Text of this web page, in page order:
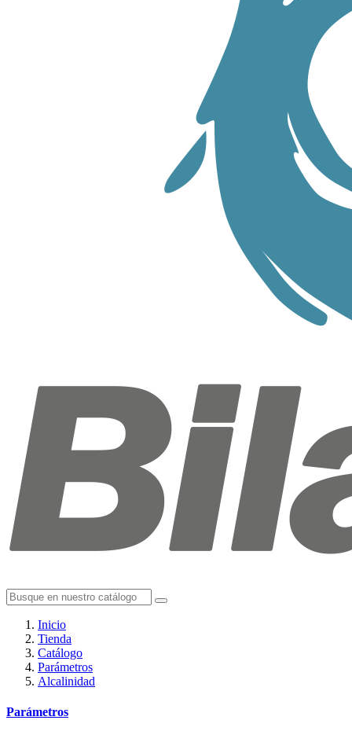
Inicio
Tienda
Catálogo
Parámetros
Alcalinidad
Parámetros